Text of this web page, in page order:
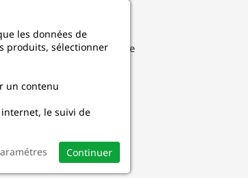
clients
Générales de Vente
et durabilité
des cookies
les données de
produits, sélectionner
un contenu
le suivi de
Continuer